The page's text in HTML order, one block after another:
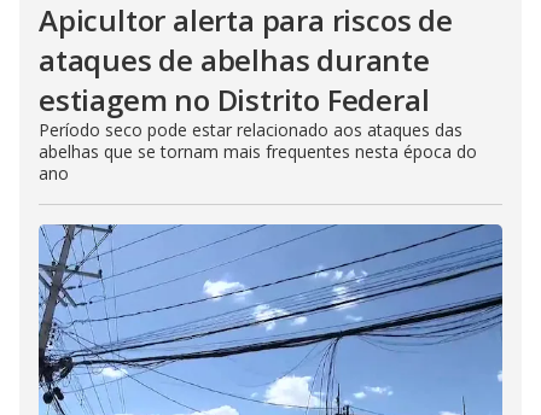
Apicultor alerta para riscos de
ataques de abelhas durante
estiagem no Distrito Federal
Período seco pode estar relacionado aos ataques das
abelhas que se tornam mais frequentes nesta época do
ano